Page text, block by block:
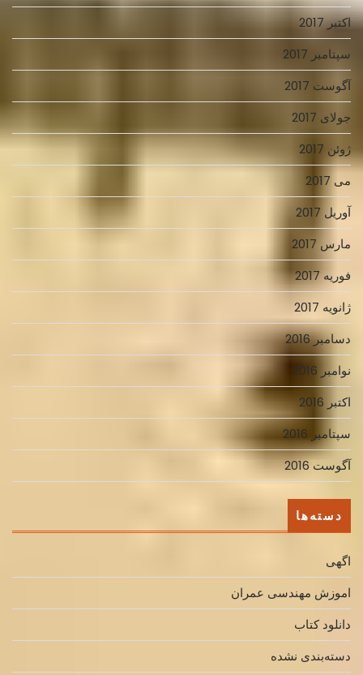
اکتبر 2017
سپتامبر 2017
آگوست 2017
جولای 2017
ژوئن 2017
می 2017
آوریل 2017
مارس 2017
فوریه 2017
ژانویه 2017
دسامبر 2016
نوامبر 2016
اکتبر 2016
سپتامبر 2016
آگوست 2016
دسته‌ها
اگهی
اموزش مهندسی عمران
دانلود کتاب
دسته‌بندی نشده